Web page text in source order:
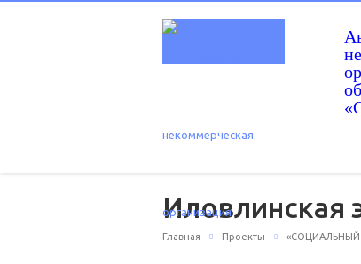
Иловлинская
Главная Проекты «СОЦИАЛЬНЫЙ